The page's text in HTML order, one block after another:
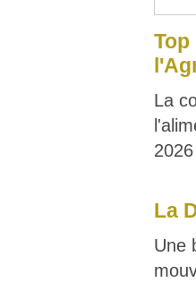
Top
La
2026
La
Une